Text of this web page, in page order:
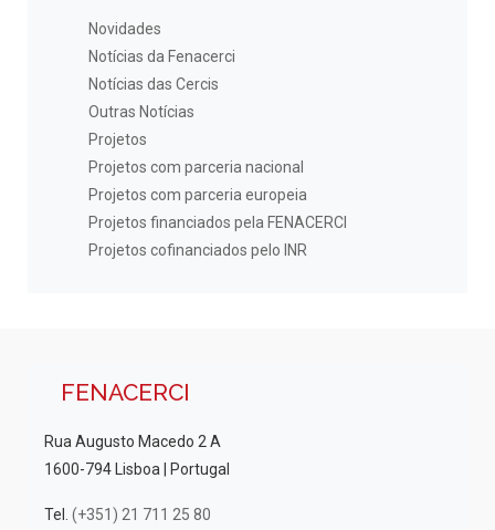
Novidades
Notícias da Fenacerci
Notícias das Cercis
Outras Notícias
Projetos
Projetos com parceria nacional
Projetos com parceria europeia
Projetos financiados pela FENACERCI
Projetos cofinanciados pelo INR
FENACERCI
Rua Augusto Macedo 2 A
1600-794 Lisboa | Portugal
Tel. (+351) 21 711 25 80